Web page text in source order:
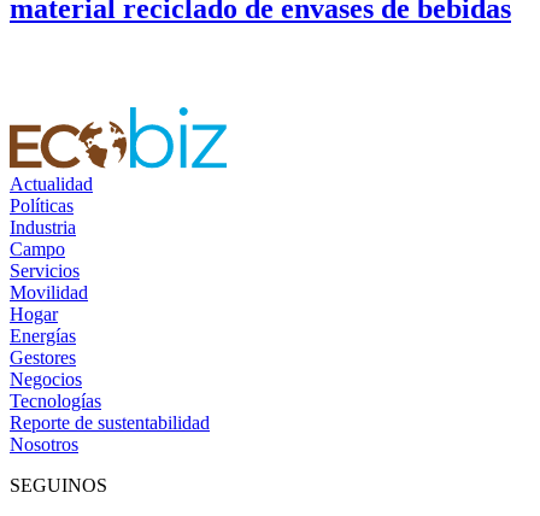
material reciclado de envases de bebidas
Actualidad
Políticas
Industria
Campo
Servicios
Movilidad
Hogar
Energías
Gestores
Negocios
Tecnologías
Reporte de sustentabilidad
Nosotros
SEGUINOS